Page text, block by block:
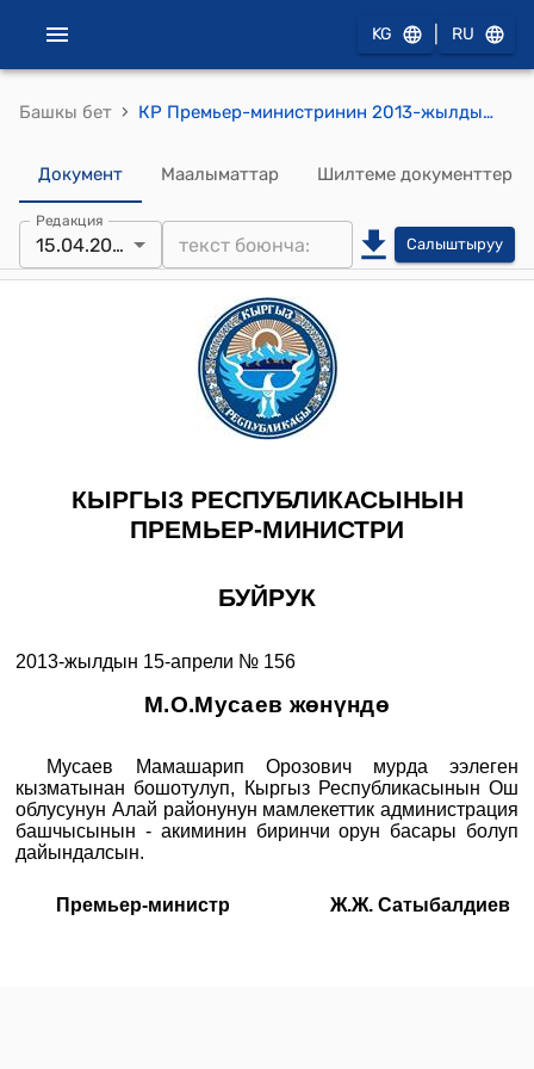
KG RU
Башкы бет › КР Премьер-министринин 2013-жылдын 15-апрелиндеги № 156 "М.О.Мусаев жөнүндө" буйругу
Документ Маалыматтар Шилтеме документтер
Редакция
15.04.2013 Салыштыруу